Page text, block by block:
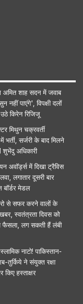
अमित शाह सदन में जवाब
नहीं पाएंगे', विपक्षी दलों
किरेन रिजिजू
मिथुन चक्रवर्ती
भर्ती, सर्जरी के बाद मिलने
अधिकारी
अवॉर्ड्स में दिखा ट्रैविस
लगातार दूसरी बार
बॉर्डर मेडल
से सफर करने वालों के
स्वतंत्रता दिवस को
फैसला, लग सकती हैं लंबी
नाटो! पाकिस्तान-
तुर्किये ने संयुक्त रक्षा
किए हस्ताक्षर